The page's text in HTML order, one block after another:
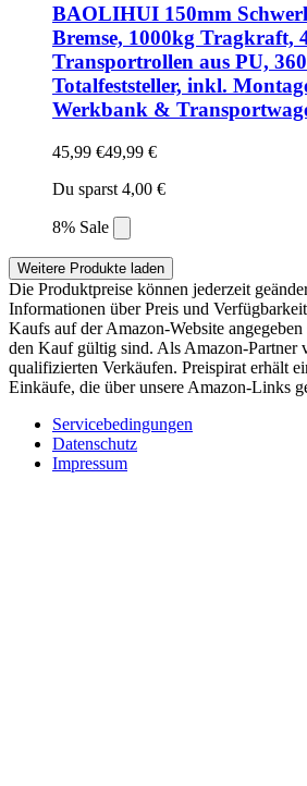
BAOLIHUI 150mm
Bremse, 1000kg Tragkraft,
Transportrollen aus PU,
Totalfeststeller, inkl.
Werkbank &
45,99 €49,99 €
Du sparst 4,00 €
8% Sale
Weitere Produkte laden
Die Produktpreise können jederzeit
Informationen über Preis und
Kaufs auf der Amazon-Website
den Kauf gültig sind. Als Amazon-Partner
qualifizierten Verkäufen. Preispirat erhält
Einkäufe, die über unsere Amazon-Links
Servicebedingungen
Datenschutz
Impressum